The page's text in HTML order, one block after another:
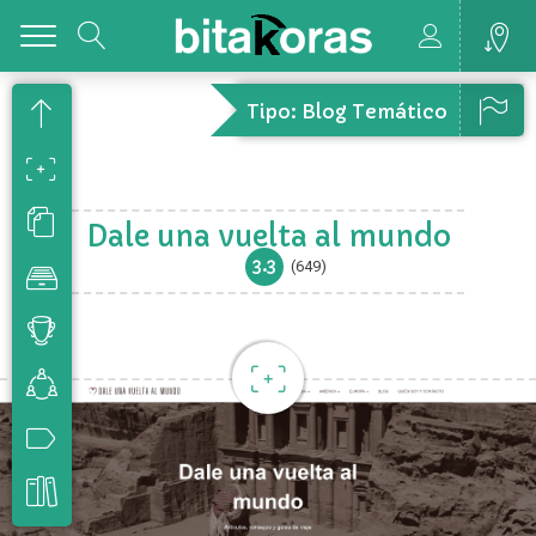
Tipo: Blog Temático
Dale una vuelta al mundo
3.3 (649)